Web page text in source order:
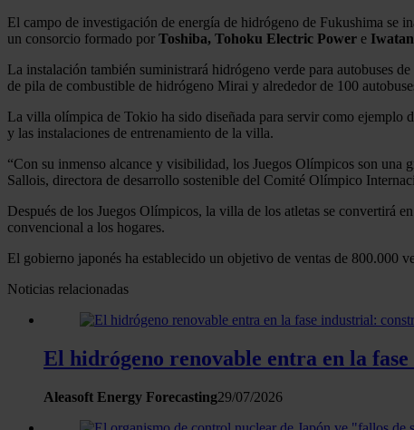
El campo de investigación de energía de hidrógeno de Fukushima se
un consorcio formado por Toshiba, Tohoku Electric Power e
La instalación también suministrará hidrógeno verde para autobuses
de pila de combustible de hidrógeno Mirai y alrededor de 100
La villa olímpica de Tokio ha sido diseñada para servir como ejemplo
y las instalaciones de entrenamiento de la villa.
“Con su inmenso alcance y visibilidad, los Juegos Olímpicos son una
Sallois, directora de desarrollo sostenible del Comité Olímpico
Después de los Juegos Olímpicos, la villa de los atletas se convertirá
convencional a los hogares.
El gobierno japonés ha establecido un objetivo de ventas de 800.000
Noticias relacionadas
El hidrógeno renovable entra en la
Aleasoft Energy Forecasting29/07/2026